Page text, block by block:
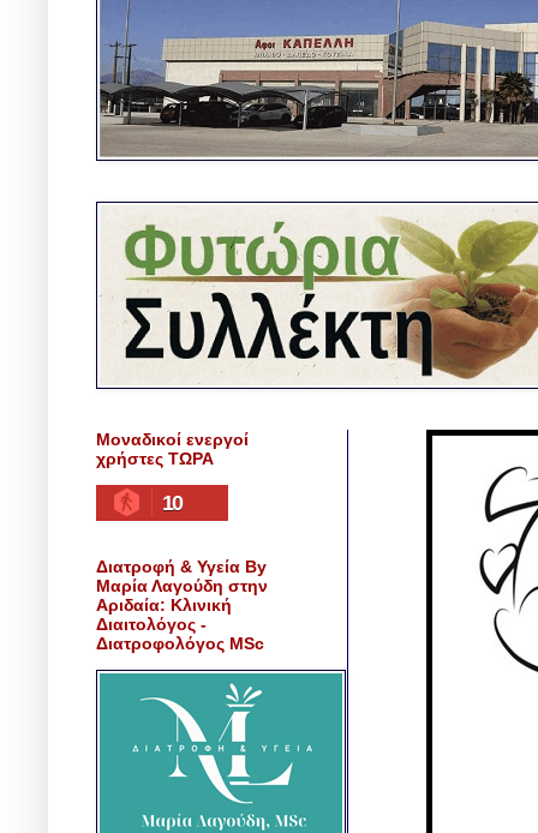
Μοναδικοί ενεργοί
χρήστες ΤΩΡΑ
10
Διατροφή & Υγεία By
Μαρία Λαγούδη στην
Αριδαία: Κλινική
Διαιτολόγος -
Διατροφολόγος MSc